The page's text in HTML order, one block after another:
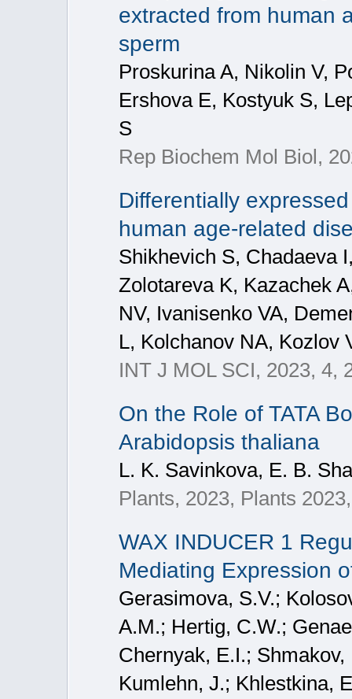
extracted from human
sperm
Proskurina A, Nikolin V,
Ershova E, Kostyuk S,
S
Rep Biochem Mol Biol,
Differentially
human age-related
Shikhevich S, Chadaeva
Zolotareva K, Kazachek
NV, Ivanisenko VA,
L, Kolchanov NA, Kozlov
INT J MOL SCI, 2023, 4,
On the Role of TATA
Arabidopsis thaliana
L. K. Savinkova, E. B.
Plants, 2023, Plants
WAX INDUCER 1
Mediating Expression
Gerasimova, S.V.;
A.M.; Hertig, C.W.;
Chernyak, E.I.; Shmakov,
Kumlehn, J.; Khlestkina,